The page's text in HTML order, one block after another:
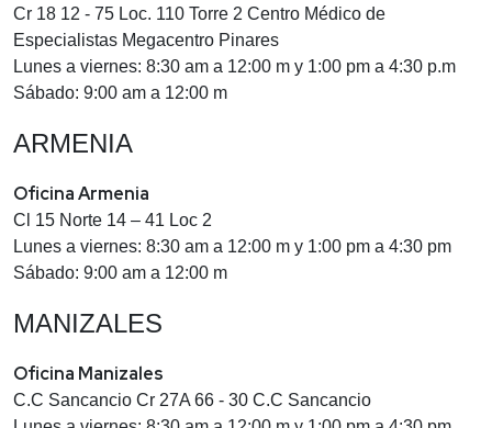
Cr 18 12 - 75 Loc. 110 Torre 2 Centro Médico de
Especialistas Megacentro Pinares
Lunes a viernes: 8:30 am a 12:00 m y 1:00 pm a 4:30 p.m
Sábado: 9:00 am a 12:00 m
ARMENIA
Oficina Armenia
Cl 15 Norte 14 – 41 Loc 2
Lunes a viernes: 8:30 am a 12:00 m y 1:00 pm a 4:30 pm
Sábado: 9:00 am a 12:00 m
MANIZALES
Oficina Manizales
C.C Sancancio Cr 27A 66 - 30 C.C Sancancio